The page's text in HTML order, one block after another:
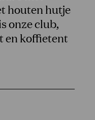
houten hutje
onze club,
en koffietent